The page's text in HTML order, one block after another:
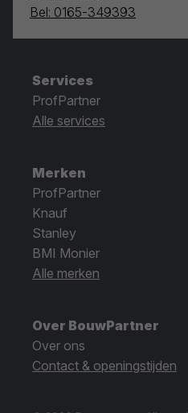
Bel: 0165-349393
Services
ProfPartner
Alle services
Merken
ProfPartner
Knauf
Stanley
BMI Monier
Alle merken
Over BouwPartner
Over ons
Contact & openingstijden